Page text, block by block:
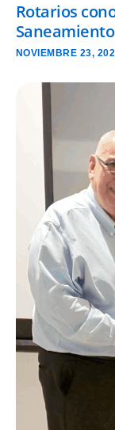
Rotarios
NOVIEMBRE 23,